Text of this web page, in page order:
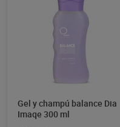
Gel y champú balance Dia
Imaqe 300 ml